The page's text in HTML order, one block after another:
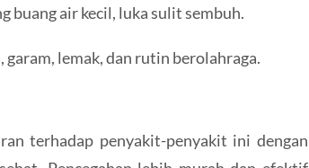
buang air kecil, luka sulit sembuh.
garam, lemak, dan rutin berolahraga.
terhadap penyakit-penyakit ini dengan